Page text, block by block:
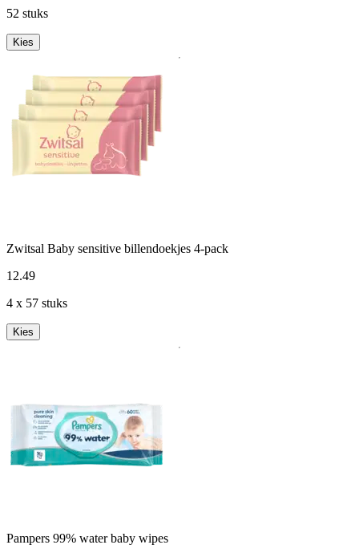
52 stuks
Kies
Zwitsal Baby sensitive billendoekjes 4-pack
12.49
4 x 57 stuks
Kies
Pampers 99% water baby wipes